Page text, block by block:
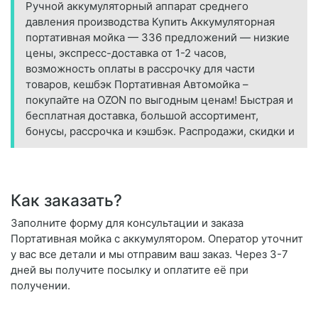
Ручной аккумуляторный аппарат среднего
давления производства Купить Аккумуляторная
портативная мойка — 336 предложений — низкие
цены, экспресс-доставка от 1-2 часов,
возможность оплаты в рассрочку для части
товаров, кешбэк Портативная Автомойка –
покупайте на OZON по выгодным ценам! Быстрая и
бесплатная доставка, большой ассортимент,
бонусы, рассрочка и кэшбэк. Распродажи, скидки и
Как заказать?
Заполните форму для консультации и заказа
Портативная мойка с аккумулятором. Оператор уточнит
у вас все детали и мы отправим ваш заказ. Через 3-7
дней вы получите посылку и оплатите её при
получении.